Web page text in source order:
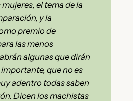
el tema de la
y la
premio de
las menos
algunas que dirán
importante, que no es
adentro todas saben
Dicen los machistas